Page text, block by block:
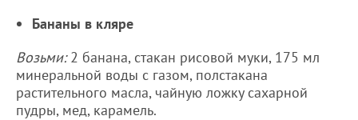
Бананы в кляре
Возьми:2 банана, стакан рисовой муки, 175 мл
минеральной воды с газом, полстакана
растительного масла, чайную ложку сахарной
пудры, мед, карамель.